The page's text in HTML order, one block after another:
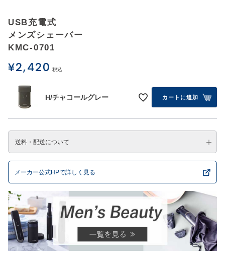
USB充電式
メンズシェーバー
KMC-0701
¥2,420 税込
H/チャコールグレー カートに追加
送料・配送について
メーカー公式HPで詳しく見る